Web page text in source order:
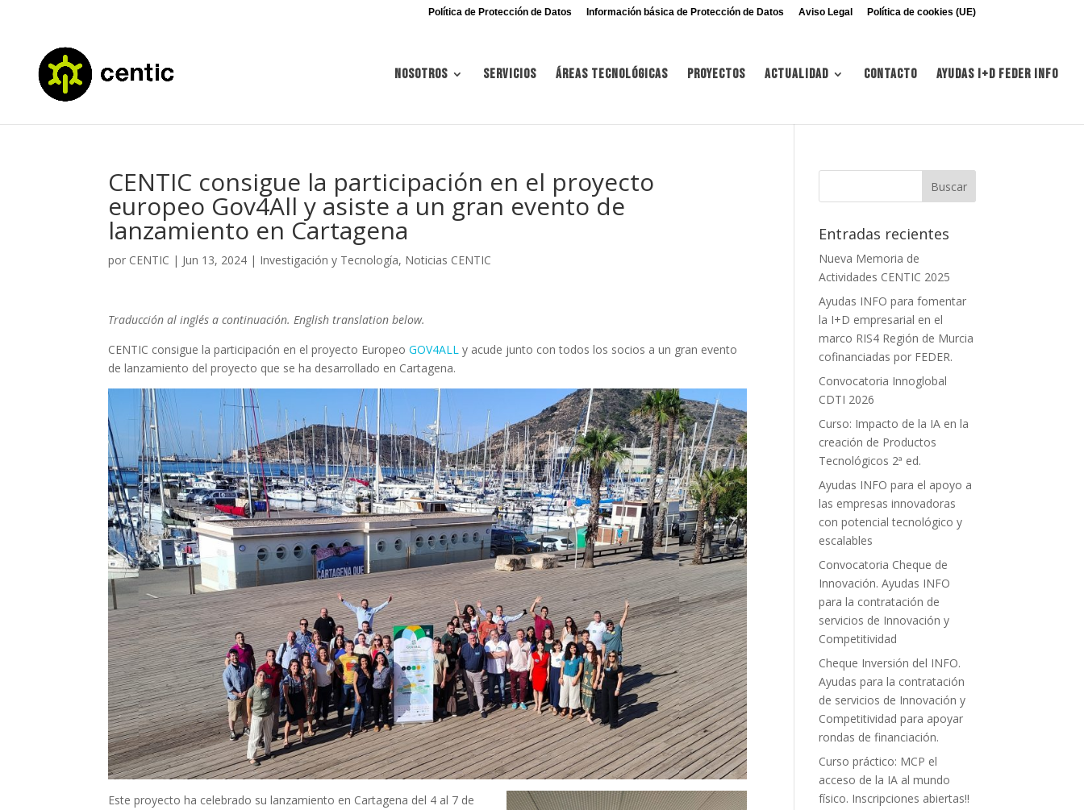
Política de Protección de Datos Información básica de Protección de Datos Aviso Legal Política de cookies (UE)
Nosotros Servicios Áreas tecnológicas Proyectos Actualidad Contacto Ayudas I+d FEDER INFO
CENTIC consigue la participación en el proyecto
europeo Gov4All y asiste a un gran evento de
lanzamiento en Cartagena
por CENTIC | Jun 13, 2024 | Investigación y Tecnología, Noticias CENTIC
Traducción al inglés a continuación. English translation below.
CENTIC consigue la participación en el proyecto EuropeoGOV4ALL y acude junto con todos los socios a un gran evento
de lanzamiento del proyecto que se ha desarrollado en Cartagena.
Este proyecto ha celebrado su lanzamiento en Cartagena del 4 al 7 de
Entradas recientes
Nueva Memoria de
Actividades CENTIC 2025
Ayudas INFO para fomentar
la I+D empresarial en el
marco RIS4 Región de Murcia
cofinanciadas por FEDER.
Convocatoria Innoglobal
CDTI 2026
Curso: Impacto de la IA en la
creación de Productos
Tecnológicos 2ª ed.
Ayudas INFO para el apoyo a
las empresas innovadoras
con potencial tecnológico y
escalables
Convocatoria Cheque de
Innovación. Ayudas INFO
para la contratación de
servicios de Innovación y
Competitividad
Cheque Inversión del INFO.
Ayudas para la contratación
de servicios de Innovación y
Competitividad para apoyar
rondas de financiación.
Curso práctico: MCP el
acceso de la IA al mundo
físico. Inscripciones abiertas!!